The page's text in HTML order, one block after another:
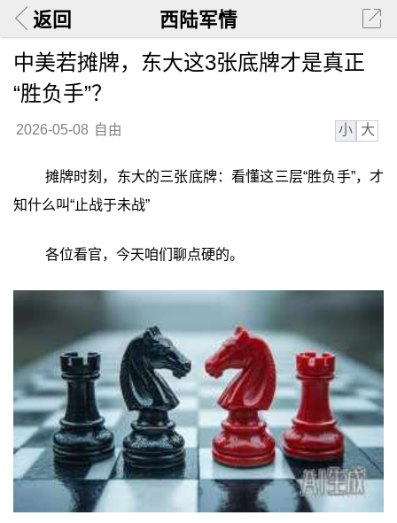
返回 西陆军情
中美若摊牌，东大这3张底牌才是真正
“胜负手”？
2026-05-08 自由 小 大
摊牌时刻，东大的三张底牌：看懂这三层“胜负手”，才
知什么叫“止战于未战”
各位看官，今天咱们聊点硬的。